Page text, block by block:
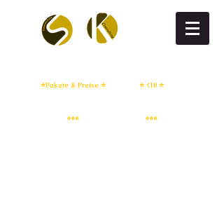
⭐Pakete & Preise ⭐ ⭐ <10 ⭐
⭐⭐⭐ ⭐⭐⭐